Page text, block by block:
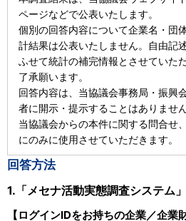
ページなどで公表いたします。
個別の回答内容について企業名・団
計結果は公表いたしません。自由記
ふせて統計の補完情報とさせていた
了承願います。
回答内容は、当協議会事務局・振興
者に開示・提示することはありませ
当協議会からの本件に関する問合せ
にのみに使用させていただきます。
回答方法
1.「メセナ活動実態調査システム
【ログインIDをお持ちの企業／企業